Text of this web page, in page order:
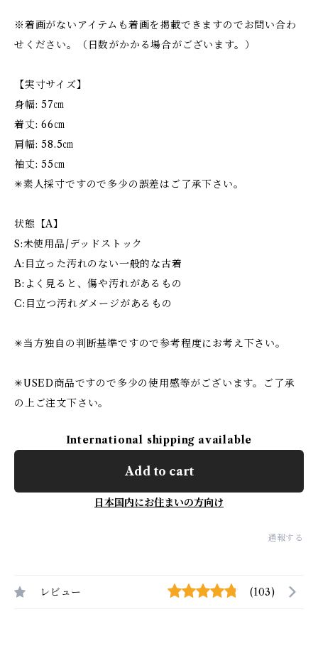
※着画がないアイテムも着画を掲載できますのでお問い合わ
せください。（日数がかかる場合がございます。）
【実寸サイズ】
身幅: 57㎝
着丈: 66㎝
肩幅: 58.5㎝
袖丈: 55㎝
✳︎素人採寸ですので多少の誤差はご了承下さい。
状態【A】
S:未使用品/デッドストック
A:目立った汚れのない一般的な古着
B:よく見ると、傷や汚れがあるもの
C:目立つ汚れダメージがあるもの
✳︎当方独自の判断基準ですので参考程度にお考え下さい。
✳︎USED商品ですので多少の使用感等がございます。ご了承
の上ご注文下さい。
International shipping available
Add to cart
日本国内にお住まいの方向け
通報する
レビュー (103)